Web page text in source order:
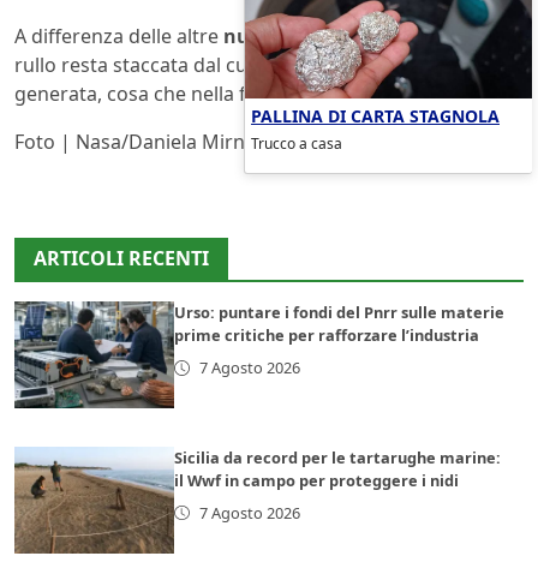
A differenza delle altre nuvole Arcusperò la nube a
rullo resta staccata dal cumulonembo dal quale si è
generata, cosa che nella foto è piuttosto evidente.
Foto | Nasa/Daniela Mirner Eberl
ARTICOLI RECENTI
Urso: puntare i fondi del Pnrr sulle materie
prime critiche per rafforzare l’industria
7 Agosto 2026
Sicilia da record per le tartarughe marine:
il Wwf in campo per proteggere i nidi
7 Agosto 2026
PALLINA DI CARTA STAGNOLA
Trucco a casa